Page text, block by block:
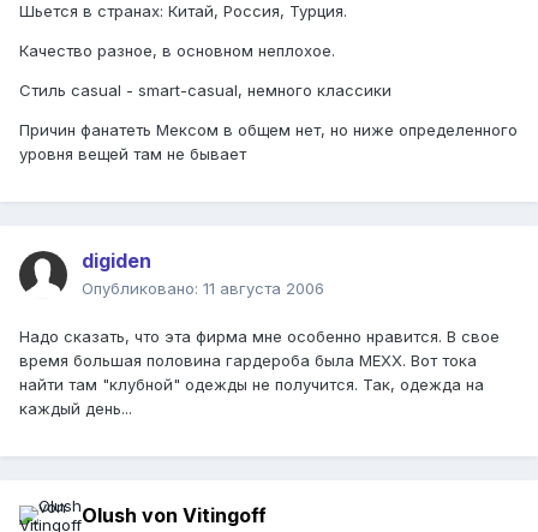
Шьется в странах: Китай, Россия, Турция.
Качество разное, в основном неплохое.
Стиль casual - smart-casual, немного классики
Причин фанатеть Мексом в общем нет, но ниже определенного
уровня вещей там не бывает
digiden
Опубликовано: 11 августа 2006
Надо сказать, что эта фирма мне особенно нравится. В свое
время большая половина гардероба была МЕХХ. Вот тока
найти там "клубной" одежды не получится. Так, одежда на
каждый день...
Olush von Vitingoff